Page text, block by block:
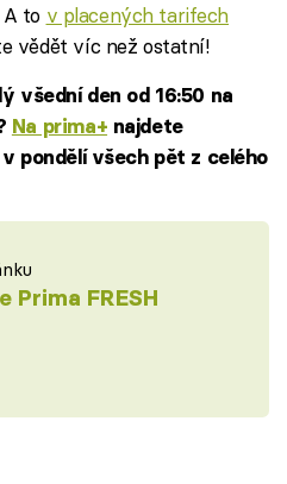
to v placených tarifech
vědět víc než ostatní!
všední den od 16:50 na
Na prima+ najdete
pondělí všech pět z celého
Prima FRESH